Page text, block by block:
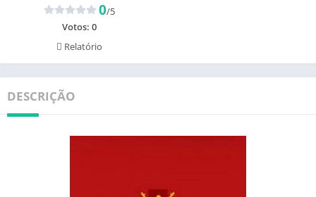
0/5
Votos: 0
Relatório
DESCRIÇÃO